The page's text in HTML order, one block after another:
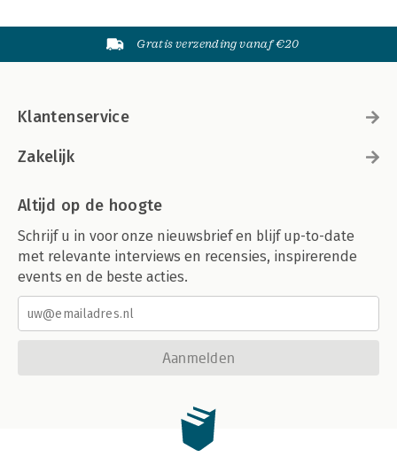
Gratis verzending vanaf €20
Klantenservice
Zakelijk
Altijd op de hoogte
Schrijf u in voor onze nieuwsbrief en blijf up-to-date
met relevante interviews en recensies, inspirerende
events en de beste acties.
Aanmelden